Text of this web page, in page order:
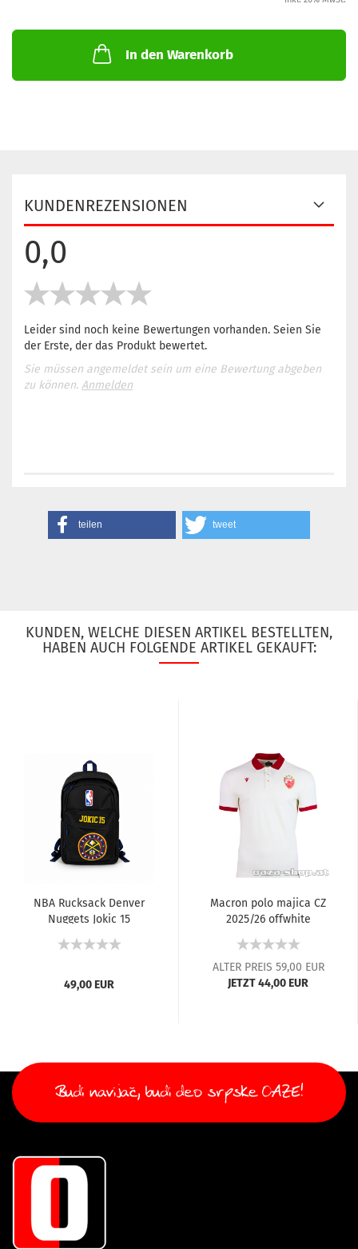
In den Warenkorb
KUNDENREZENSIONEN
0,0
Leider sind noch keine Bewertungen vorhanden. Seien Sie
der Erste, der das Produkt bewertet.
Sie müssen angemeldet sein um eine Bewertung abgeben
zu können. Anmelden
teilen tweet
KUNDEN, WELCHE DIESEN ARTIKEL BESTELLTEN,
HABEN AUCH FOLGENDE ARTIKEL GEKAUFT:
NBA Rucksack Denver
Nuggets Jokic 15
49,00 EUR
Macron polo majica CZ
2025/26 offwhite
ALTER PREIS 59,00 EUR
JETZT 44,00 EUR